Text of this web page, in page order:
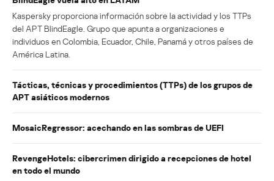
Kaspersky proporciona información sobre la actividad y los TTPs
del APT BlindEagle. Grupo que apunta a organizaciones e
individuos en Colombia, Ecuador, Chile, Panamá y otros países de
América Latina.
Tácticas, técnicas y procedimientos (TTPs) de los grupos de
APT asiáticos modernos
MosaicRegressor: acechando en las sombras de UEFI
RevengeHotels: cibercrimen dirigido a recepciones de hotel
en todo el mundo